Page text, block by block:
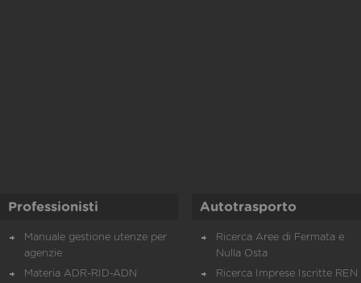
Professionisti
Manuale gestione utenze per
agenzie
Materia ADR-RID-ADN
Autotrasporto
Ricerca Aree di Fermata e
Nulla Osta
Ricerca Imprese Iscritte REN